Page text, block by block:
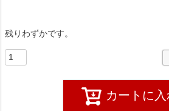
残りわずかです。
カートに入